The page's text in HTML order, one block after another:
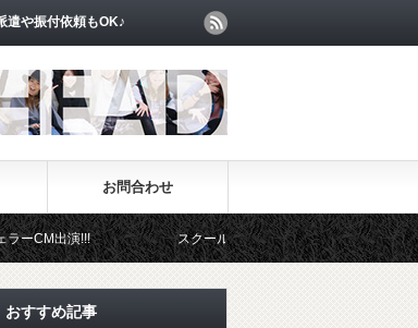
遣や振付依頼もOK♪
お問合わせ
出演!!! スクール事業部 イベント事業部
おすすめ記事